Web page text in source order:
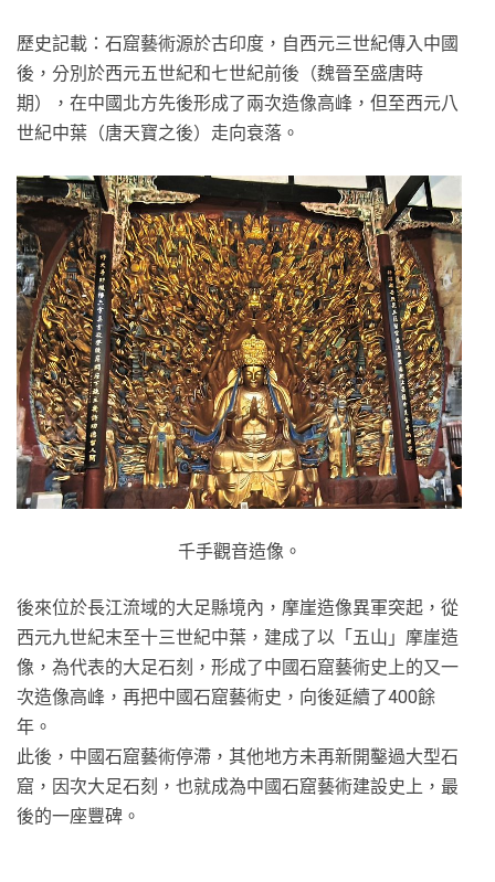
歷史記載：石窟藝術源於古印度，自西元三世紀傳入中國
後，分別於西元五世紀和七世紀前後（魏晉至盛唐時
期），在中國北方先後形成了兩次造像高峰，但至西元八
世紀中葉（唐天寶之後）走向衰落。
千手觀音造像。
後來位於長江流域的大足縣境內，摩崖造像異軍突起，從
西元九世紀末至十三世紀中葉，建成了以「五山」摩崖造
像，為代表的大足石刻，形成了中國石窟藝術史上的又一
次造像高峰，再把中國石窟藝術史，向後延續了400餘
年。
此後，中國石窟藝術停滯，其他地方未再新開鑿過大型石
窟，因次大足石刻，也就成為中國石窟藝術建設史上，最
後的一座豐碑。